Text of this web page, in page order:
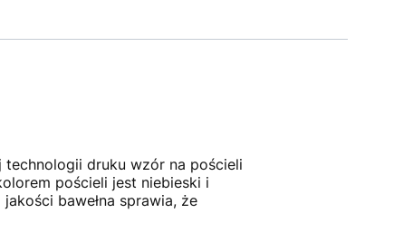
druku wzór na pościeli
pościeli jest niebieski i
bawełna sprawia, że